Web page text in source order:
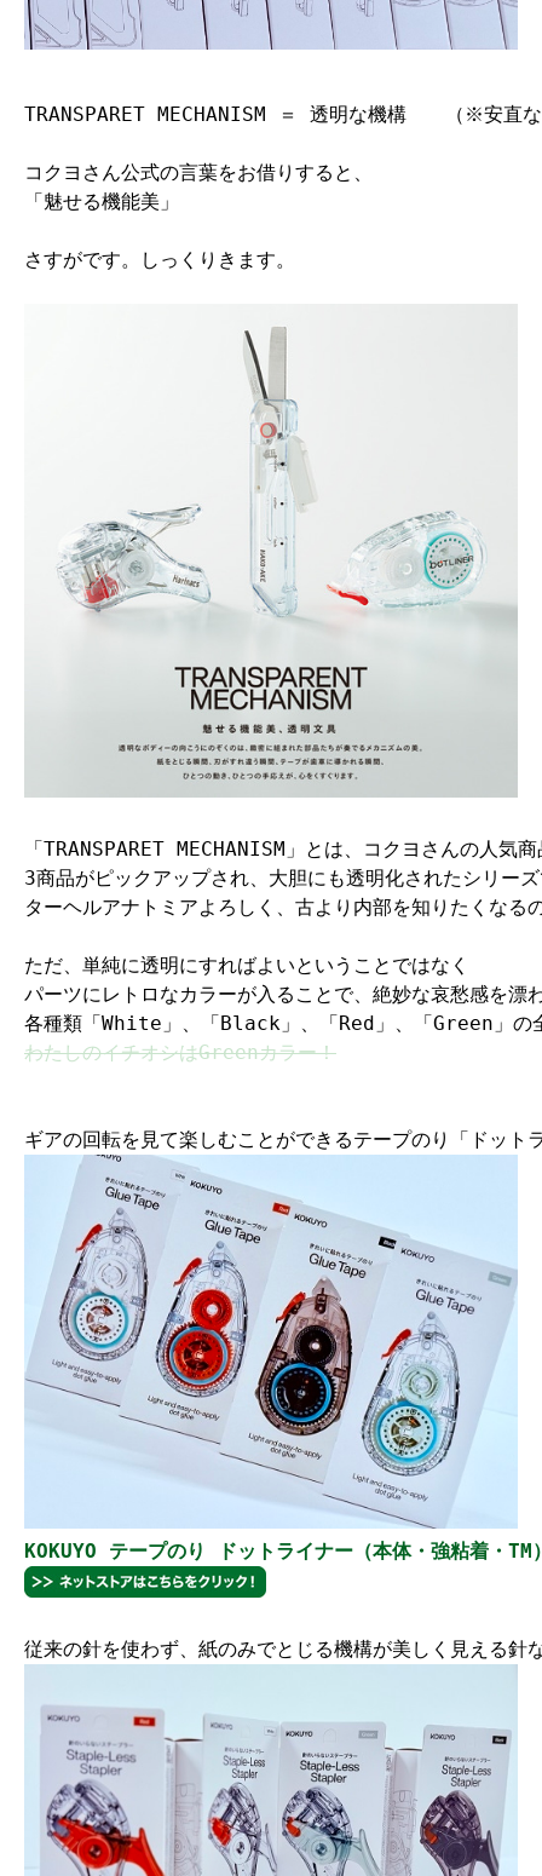
TRANSPARET MECHANISM ＝ 透明な機構　　（※安直
コクヨさん公式の言葉をお借りすると、
「魅せる機能美」
さすがです。しっくりきます。
「TRANSPARET MECHANISM」とは、コクヨさんの人気
3商品がピックアップされ、大胆にも透明化されたシリー
ターヘルアナトミアよろしく、古より内部を知りたくなる
ただ、単純に透明にすればよいということではなく
パーツにレトロなカラーが入ることで、絶妙な哀愁感を漂
各種類「White」、「Black」、「Red」、「Green」の
わたしのイチオシはGreenカラー！
ギアの回転を見て楽しむことができるテープのり「ドット
KOKUYO テープのり ドットライナー（本体・強粘着・
従来の針を使わず、紙のみでとじる機構が美しく見える針